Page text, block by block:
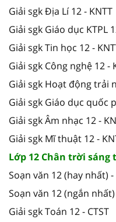
Giải sgk Địa Lí 12 - KNTT
Giải sgk Giáo dục KTPL
Giải sgk Tin học 12 -
Giải sgk Công nghệ 12 -
Giải sgk Hoạt động trải
Giải sgk Giáo dục quốc
Giải sgk Âm nhạc 12 -
Giải sgk Mĩ thuật 12 -
Lớp 12 Chân trời sáng
Soạn văn 12 (hay nhất) -
Soạn văn 12 (ngắn nhất)
Giải sgk Toán 12 - CTST